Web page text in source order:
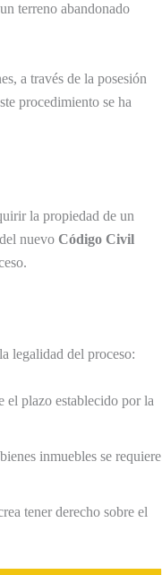
terreno abandonado
a través de la posesión
procedimiento se ha
la propiedad de un
nuevo Código Civil
legalidad del proceso:
el plazo establecido por la
inmuebles se requiere
tener derecho sobre el